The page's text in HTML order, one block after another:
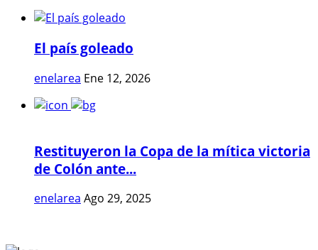
El país goleado
enelarea Ene 12, 2026
Restituyeron la Copa de la mítica victoria
de Colón ante...
enelarea Ago 29, 2025